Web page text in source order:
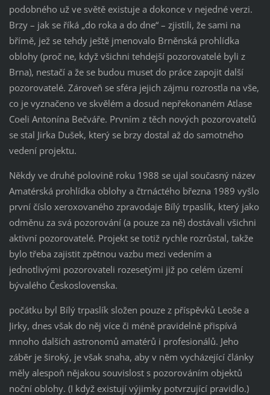
podobného už ve světě existuje a dokonce v nejedné verzi.
Brzy – jak se říká „do roka a do dne“ – zjistili, že sami na
břímě, jež se tehdy ještě jmenovalo Brněnská prohlídka
oblohy (proč ne, když všichni tehdejší pozorovatelé byli z
Brna), nestačí a že se budou muset do práce zapojit další
pozorovatelé. Zároveň se sféra jejich zájmu rozrostla na vše,
co je vyznačeno ve skvělém a dosud nepřekonaném Atlase
Coeli Antonína Bečváře. Prvním z těch nových pozorovatelů
se stal Jirka Dušek, který se brzy dostal až do samotného
vedení projektu.
Někdy ve druhé polovině roku 1988 se ujal současný název
Amatérská prohlídka oblohy a čtrnáctého března 1989 vyšlo
první číslo xeroxovaného zpravodaje Bílý trpaslík, který jako
odměnu za svá pozorování (a pouze za ně) dostávali všichni
aktivní pozorovatelé. Projekt se totiž rychle rozrůstal, takže
bylo třeba zajistit zpětnou vazbu mezi vedením a
jednotlivými pozorovateli rozesetými již po celém území
bývalého Československa.
počátku byl Bílý trpaslík složen pouze z příspěvků Leoše a
Jirky, dnes však do něj více či méně pravidelně přispívá
mnoho dalších astronomů amatérů i profesionálů. Jeho
záběr je široký, je však snaha, aby v něm vycházející články
měly alespoň nějakou souvislost s pozorováním objektů
noční oblohy. (I když existují výjimky potvrzující pravidlo.)